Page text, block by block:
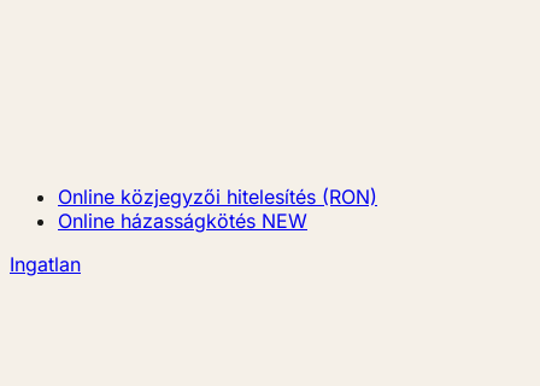
Online közjegyzői hitelesítés (RON)
Online házasságkötés NEW
Ingatlan